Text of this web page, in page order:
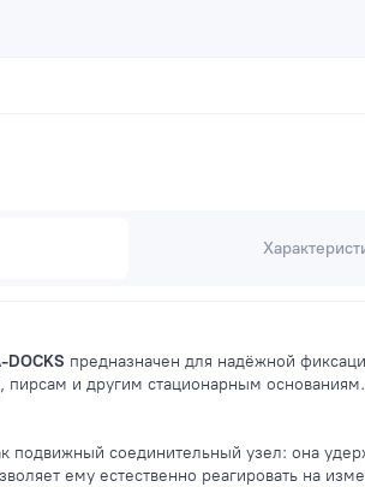
предназначен для надёжной
пирсам и другим стационарным основаниям.
подвижный соединительный узел: она
ему естественно реагировать на